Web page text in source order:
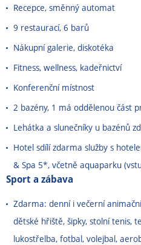
Recepce, směnný automat
9 restaurací, 6 barů
Nákupní galerie, diskotéka
Fitness, wellness, kadeřnictví
Konferenční místnost
2 bazény, 1 má oddělenou část
Lehátka a slunečníky u bazénů
Hotel sdílí zdarma služby s
& Spa 5*, včetně aquaparku
Sport a zábava
Zdarma: denní i večerní
dětské hřiště, šipky, stolní tenis,
lukostřelba, fotbal, volejbal,